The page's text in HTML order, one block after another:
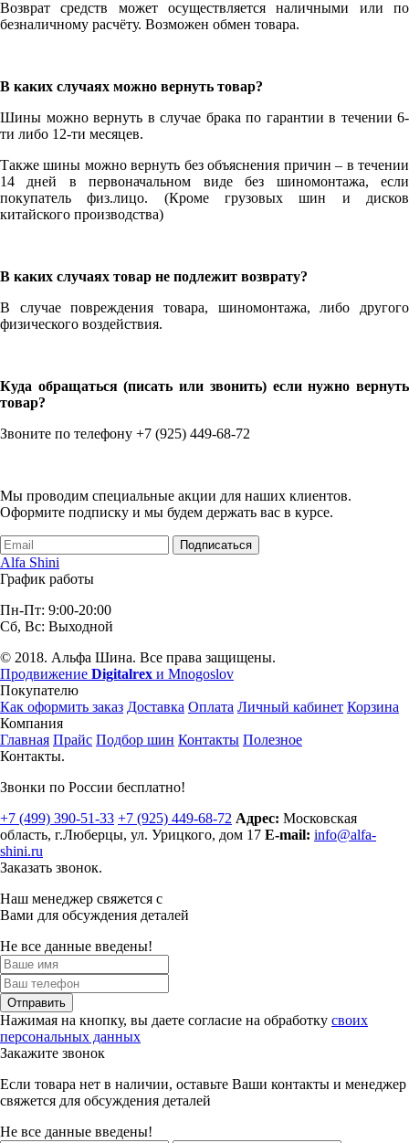
Возврат средств может осуществляется наличными или по
безналичному расчёту. Возможен обмен товара.
В каких случаях можно вернуть товар?
Шины можно вернуть в случае брака по гарантии в течении 6-
ти либо 12-ти месяцев.
Также шины можно вернуть без объяснения причин – в течении
14 дней в первоначальном виде без шиномонтажа, если
покупатель физ.лицо. (Кроме грузовых шин и дисков
китайского производства)
В каких случаях товар не подлежит возврату?
В случае повреждения товара, шиномонтажа, либо другого
физического воздействия.
Куда обращаться (писать или звонить) если нужно вернуть
товар?
Звоните по телефону +7 (925) 449-68-72
Мы проводим специальные акции для наших клиентов.
Оформите подписку и мы будем держать вас в курсе.
Подписаться
Alfa Shini
График работы
Пн-Пт: 9:00-20:00
Сб, Вс: Выходной
© 2018. Альфа Шина. Все права защищены.
Продвижение Digitalrex и Mnogoslov
Покупателю
Как оформить заказ Доставка Оплата Личный кабинет Корзина
Компания
Главная Прайс Подбор шин Контакты Полезное
Контакты.
Звонки по России бесплатно!
+7 (499) 390-51-33 +7 (925) 449-68-72 Адрес: Московская
область, г.Люберцы, ул. Урицкого, дом 17 E-mail: info@alfa-
shini.ru
Заказать звонок.
Наш менеджер свяжется с
Вами для обсуждения деталей
Не все данные введены!
Отправить
Нажимая на кнопку, вы даете согласие на обработку своих
персональных данных
Закажите звонок
Если товара нет в наличии, оставьте Ваши контакты и менеджер
свяжется для обсуждения деталей
Не все данные введены!